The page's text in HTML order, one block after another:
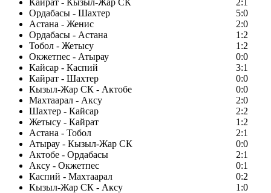
Кайрат - Кызыл-Жар СК
2:1
Ордабасы - Шахтер
5:0
Астана - Женис
2:0
Ордабасы - Астана
1:2
Тобол - Жетысу
1:2
Окжетпес - Атырау
0:0
Кайсар - Каспий
3:1
Кайрат - Шахтер
0:0
Кызыл-Жар СК - Актобе
0:0
Махтаарал - Аксу
2:0
Шахтер - Кайсар
2:2
Жетысу - Кайрат
1:2
Астана - Тобол
2:1
Атырау - Кызыл-Жар СК
0:0
Актобе - Ордабасы
2:1
Аксу - Окжетпес
0:1
Каспий - Махтаарал
0:2
Кызыл-Жар СК - Аксу
1:0